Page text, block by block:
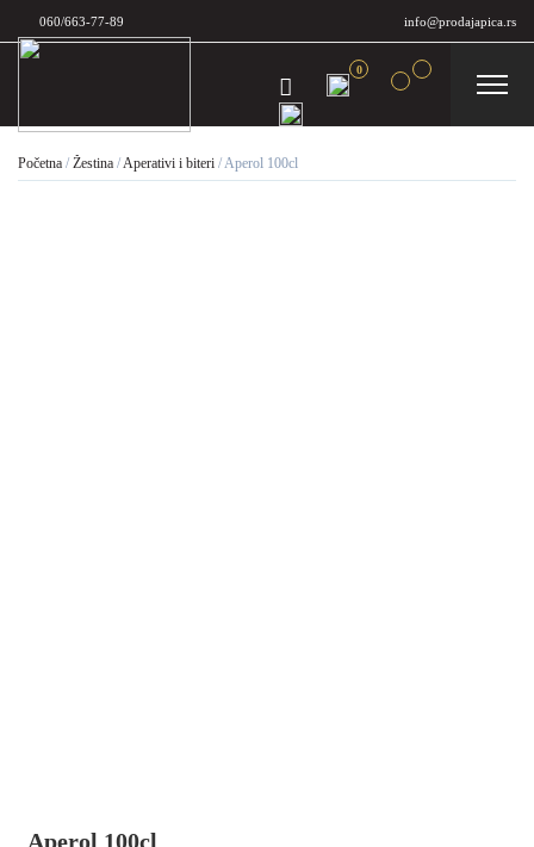
060/663-77-89 info@prodajapica.rs
0
Početna / Žestina /Aperativi i biteri /Aperol 100cl
Aperol 100cl